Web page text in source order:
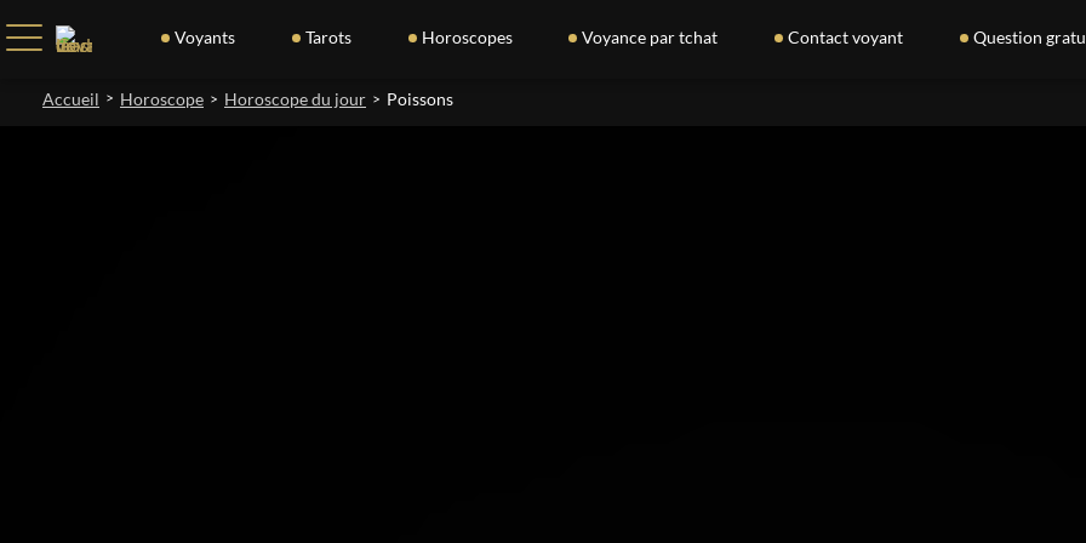
Voyants Tarots Horoscopes Voyance par tchat Contact voyant Question
Accueil > Horoscope > Horoscope du jour > Poissons